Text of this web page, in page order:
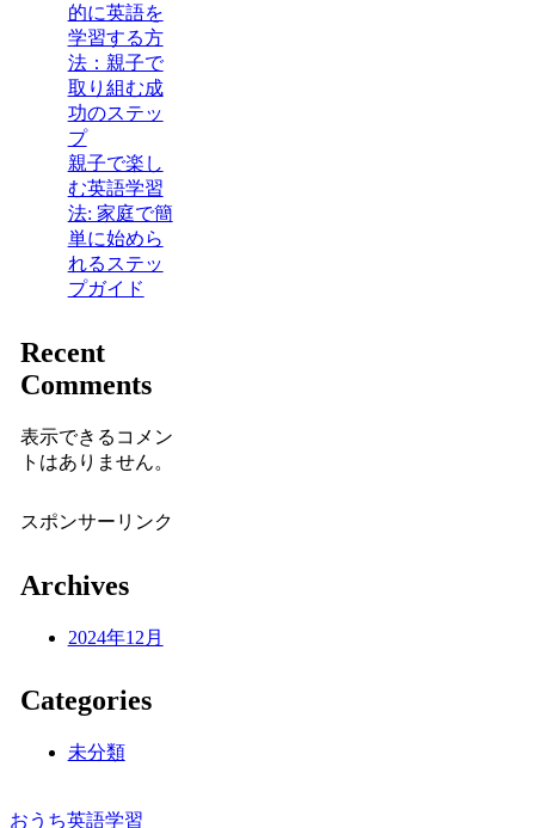
的に英語を
学習する方
法：親子で
取り組む成
功のステッ
プ
親子で楽し
む英語学習
法: 家庭で簡
単に始めら
れるステッ
プガイド
Recent
Comments
表示できるコメン
トはありません。
スポンサーリンク
Archives
2024年12月
Categories
未分類
おうち英語学習